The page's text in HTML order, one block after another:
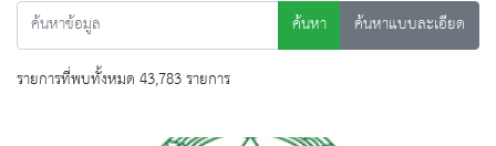
ค้นหา
ค้นหาแบบละเอียด
รายการที่พบทั้งหมด 43,783 รายการ